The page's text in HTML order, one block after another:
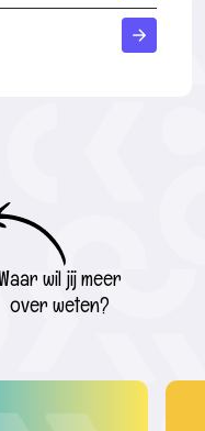
wil jij meer
over weten?